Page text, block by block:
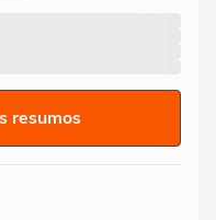
resumos